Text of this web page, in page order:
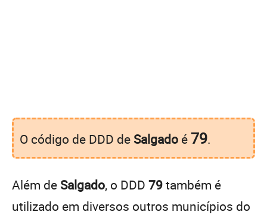
O código de DDD de Salgado é 79.
Além de Salgado, o DDD 79também é
utilizado em diversos outros municípios do